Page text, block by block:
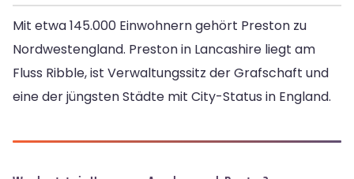
Mit etwa 145.000 Einwohnern gehört Preston zu
Nordwestengland. Preston in Lancashire liegt am
Fluss Ribble, ist Verwaltungssitz der Grafschaft und
eine der jüngsten Städte mit City-Status in England.